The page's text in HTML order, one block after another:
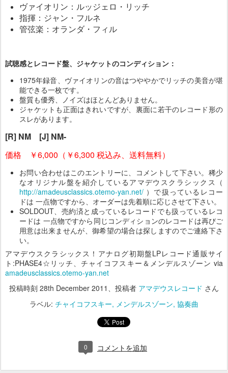
ヴァイオリン：ルッジェロ・リッチ
指揮：ジャン・フルネ
管弦楽：オランダ・フィル
試聴感とレコード盤、ジャケットのコンディション：
1975年録音、ヴァイオリンの音はつややかでリッチの美音が堪
能できる一枚です。
盤質も優秀、ノイズはほとんどありません。
ジャケットも正面はきれいですが、裏面に若干のレコード形の
スレがあります。
[R] NM [J] NM-
価格 ￥6,000（￥6,300 税込み、送料無料）
お問い合わせはこのエントリーに、コメントして下さい。稀少
なオリジナル盤を紹介しているアマデウスクラシックス（
http://amadeusclassics.otemo-yan.net/ ）で扱っているレコー
ドは 一点物ですから、オーダーは先着順に応じさせて下さい。
SOLDOUT、売約済と成っているレコードでも扱っているレコ
ードは 一点物ですから同じコンディションのレコードは再びご
用意は出来ませんが、御希望の場合は探しますのでご連絡下さ
い。
アマデウスクラシックス！アナログ初期盤LPレコード通販サイ
ト:PHASE4☆リッチ、チャイコフスキー＆メンデルスゾーン via
amadeusclassics.otemo-yan.net
投稿時刻 28th December 2011 、投稿者 アマデウスレコード さん
ラベル: チャイコフスキー メンデルスゾーン 協奏曲
0 コメントを追加